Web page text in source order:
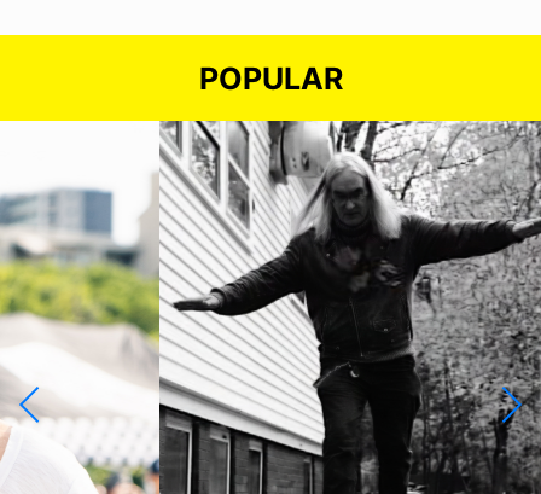
POPULAR